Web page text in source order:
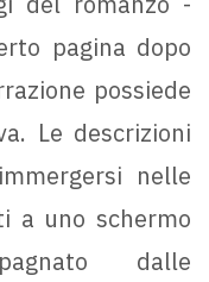
pagina dopo
possiede
Le descrizioni
nelle
a uno schermo
dalle